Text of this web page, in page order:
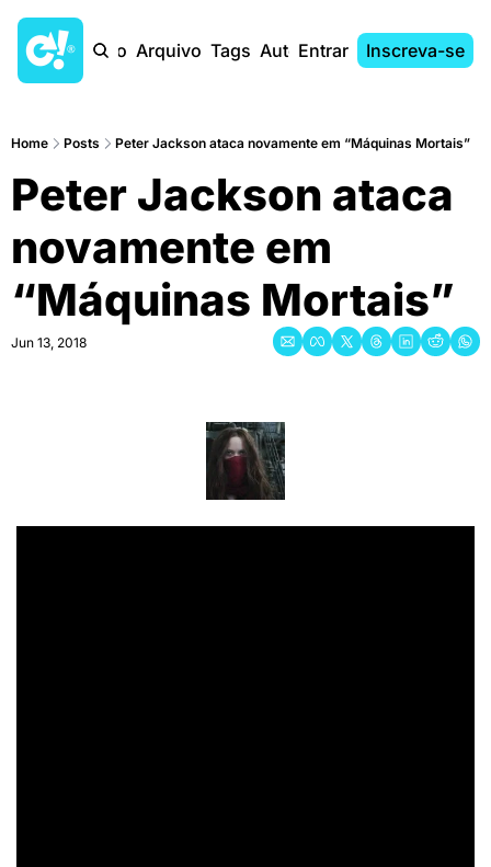
Início Arquivo Tags AutoresEntrar Inscreva-se
Home Posts Peter Jackson ataca novamente em “Máquinas Mortais”
Peter Jackson ataca
novamente em
“Máquinas Mortais”
Jun 13, 2018